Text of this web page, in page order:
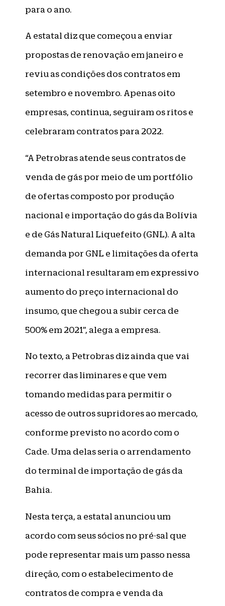
para o ano.
A estatal diz que começou a enviar
propostas de renovação em janeiro e
reviu as condições dos contratos em
setembro e novembro. Apenas oito
empresas, continua, seguiram os ritos e
celebraram contratos para 2022.
“A Petrobras atende seus contratos de
venda de gás por meio de um portfólio
de ofertas composto por produção
nacional e importação do gás da Bolívia
e de Gás Natural Liquefeito (GNL). A alta
demanda por GNL e limitações da oferta
internacional resultaram em expressivo
aumento do preço internacional do
insumo, que chegou a subir cerca de
500% em 2021”, alega a empresa.
No texto, a Petrobras diz ainda que vai
recorrer das liminares e que vem
tomando medidas para permitir o
acesso de outros supridores ao mercado,
conforme previsto no acordo com o
Cade. Uma delas seria o arrendamento
do terminal de importação de gás da
Bahia.
Nesta terça, a estatal anunciou um
acordo com seus sócios no pré-sal que
pode representar mais um passo nessa
direção, com o estabelecimento de
contratos de compra e venda da